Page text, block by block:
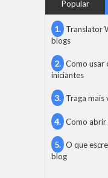
Popular
Translator
blogs
Como usar
iniciantes
Traga mais
Como abrir
O que
blog